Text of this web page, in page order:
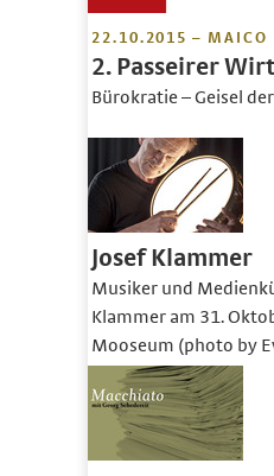
22.10.2015 – MAICO
2. Passeirer
Bürokratie – Geisel
Josef Klammer
Musiker und
Klammer am 31.
Mooseum (photo by